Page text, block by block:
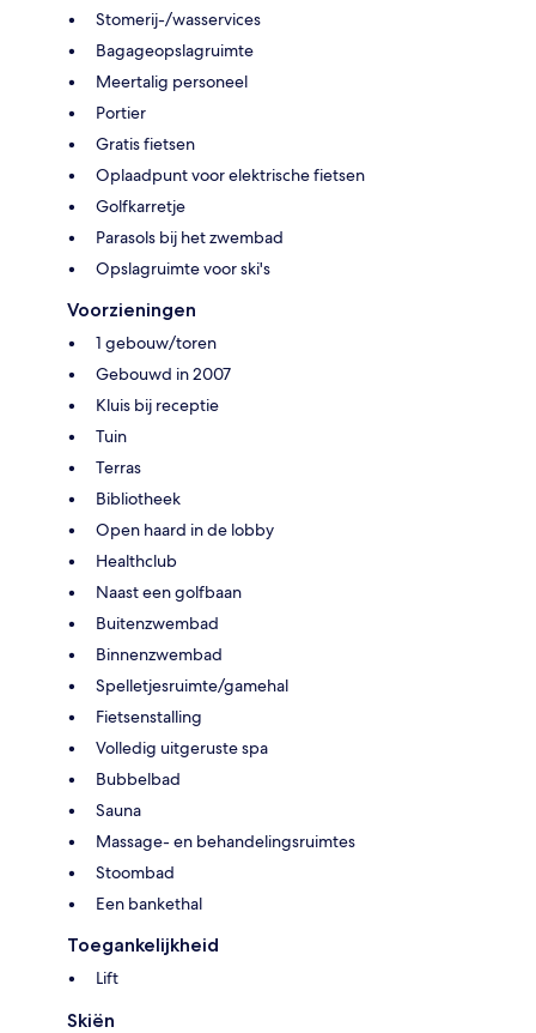
Stomerij-/wasservices
Bagageopslagruimte
Meertalig personeel
Portier
Gratis fietsen
Oplaadpunt voor elektrische fietsen
Golfkarretje
Parasols bij het zwembad
Opslagruimte voor ski's
Voorzieningen
1 gebouw/toren
Gebouwd in 2007
Kluis bij receptie
Tuin
Terras
Bibliotheek
Open haard in de lobby
Healthclub
Naast een golfbaan
Buitenzwembad
Binnenzwembad
Spelletjesruimte/gamehal
Fietsenstalling
Volledig uitgeruste spa
Bubbelbad
Sauna
Massage- en behandelingsruimtes
Stoombad
Een bankethal
Toegankelijkheid
Lift
Skiën